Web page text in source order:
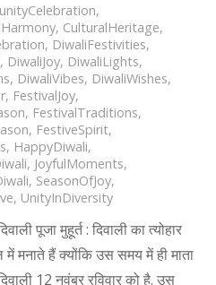
,
, CulturalHeritage,
, DiwaliFestivities,
, DiwaliJoy, DiwaliLights,
, DiwaliVibes, DiwaliWishes,
, FestivalJoy,
, FestivalTraditions,
, FestiveSpirit,
, HappyDiwali,
, JoyfulMoments,
, SeasonOfJoy,
, UnityInDiversity
पूजा मुहूर्त : दिवाली का त्योहार
में मनाते हैं क्योंकि उस समय में ही माता
12 नवंबर रविवार को है. उस